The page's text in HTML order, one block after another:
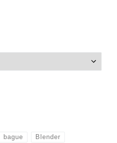
bague Blender